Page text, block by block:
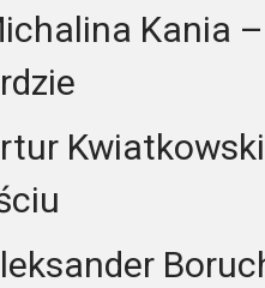
Kania